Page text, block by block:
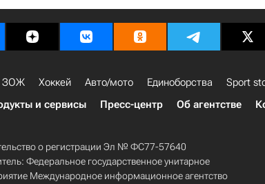
ЗОЖ Хоккей Авто/мото Единоборства Sport
и сервисы Пресс-центр Об агентстве
о регистрации Эл № ФС77-57640
Федеральное государственное унитарное
Международное информационное агентство